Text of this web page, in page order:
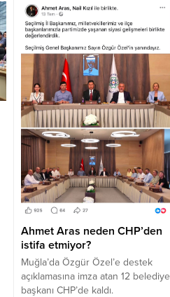
kabul edeceği belirsiz.
Ahmet Aras neden CHP’den
istifa etmiyor?
Muğla’da Özgür Özel’e destek
açıklamasına imza atan 12 belediye
başkanı CHP’de kaldı.